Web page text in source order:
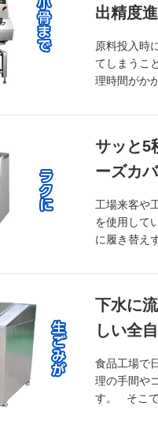
出精度
原料投入時
てしまうこ
理時間がか
サッと5
ーズカ
工場来客や
を使用して
に履き替え
下水に
しい全
食品工場で
理の手間や
す。 そこで